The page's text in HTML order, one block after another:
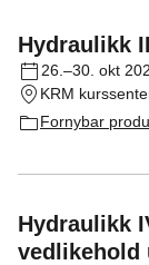
Hydraulikk
26.–30. okt
KRM
Fornybar
Hydraulikk
vedlikehold